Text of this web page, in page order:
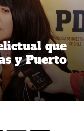
que
y Puerto